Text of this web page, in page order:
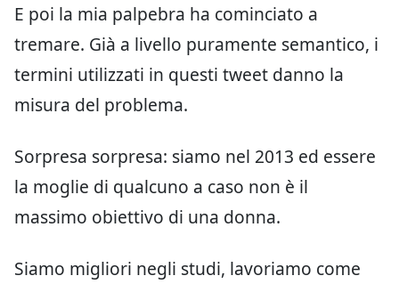
E poi la mia palpebra ha cominciato a
tremare. Già a livello puramente semantico, i
termini utilizzati in questi tweet danno la
misura del problema.
Sorpresa sorpresa: siamo nel 2013 ed essere
la moglie di qualcuno a caso non è il
massimo obiettivo di una donna.
Siamo migliori negli studi, lavoriamo come